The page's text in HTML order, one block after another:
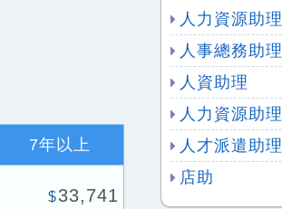
7年以上
$33,741
人力資源助理
人事總務助理
人資助理
人力資源助理
人才派遣助理
店助